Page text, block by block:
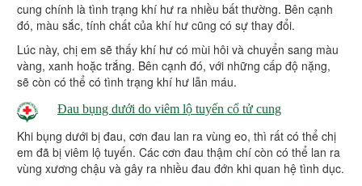
cung chính là tình trạng khí hư ra nhiều bất thường. Bên cạnh
đó, màu sắc, tính chất của khí hư cũng có sự thay đổi.
Lúc này, chị em sẽ thấy khí hư có mùi hôi và chuyển sang màu
vàng, xanh hoặc trắng. Bên cạnh đó, với những cấp độ nặng,
sẽ còn có thể có tình trạng khí hư lẫn máu.
Đau bụng dưới do viêm lộ tuyến cổ tử cung
Khi bụng dưới bị đau, cơn đau lan ra vùng eo, thì rất có thể chị
em đã bị viêm lộ tuyến. Các cơn đau thậm chí còn có thể lan ra
vùng xương chậu và gây ra nhiều đau đớn khi quan hệ tình dục.